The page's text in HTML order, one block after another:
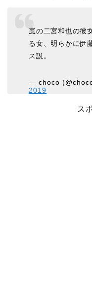
嵐の二宮和也の彼
る女、明らかに伊
ス説。
— choco
2019
ス